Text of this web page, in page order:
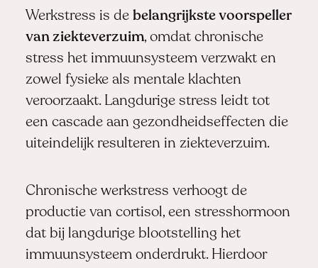
Werkstress is de belangrijkste voorspeller
van ziekteverzuim, omdat chronische
stress het immuunsysteem verzwakt en
zowel fysieke als mentale klachten
veroorzaakt. Langdurige stress leidt tot
een cascade aan gezondheidseffecten die
uiteindelijk resulteren in ziekteverzuim.
Chronische werkstress verhoogt de
productie van cortisol, een stresshormoon
dat bij langdurige blootstelling het
immuunsysteem onderdrukt. Hierdoor